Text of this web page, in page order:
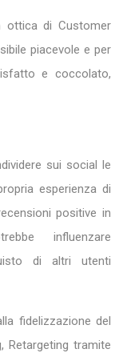
ottica di Customer
piacevole e per
e coccolato,
sui social le
esperienza di
positive in
influenzare
di altri utenti
fidelizzazione del
Retargeting tramite